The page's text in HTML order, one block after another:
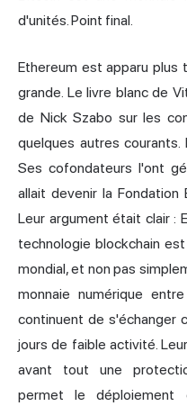
d'unités. Point final.
Ethereum est apparu plus
grande. Le livre blanc de
de Nick Szabo sur les
quelques autres
Ses cofondateurs l'ont
allait devenir la Fondation
Leur argument était clair :
technologie blockchain
mondial, et non pas
monnaie numérique
continuent de s'échanger
jours de faible activité.
avant tout une
permet le déploiement